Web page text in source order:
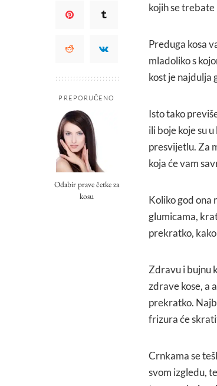
PREPORUČENO
Odabir prave četke za
kosu
kojih se
Preduga kosa
mladoliko s
kost je najdulja
Isto tako
ili boje koje su
presvijetlu. Za
koja će vam
Koliko god ona
glumicama,
prekratko,
Zdravu i bujnu
zdrave kose, a
prekratko.
frizura će
Crnkama se
svom izgledu,